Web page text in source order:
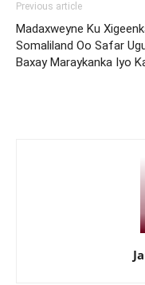
Previous article
Madaxweyne Ku
Somaliland Oo Safar
Baxay Maraykanka Iyo